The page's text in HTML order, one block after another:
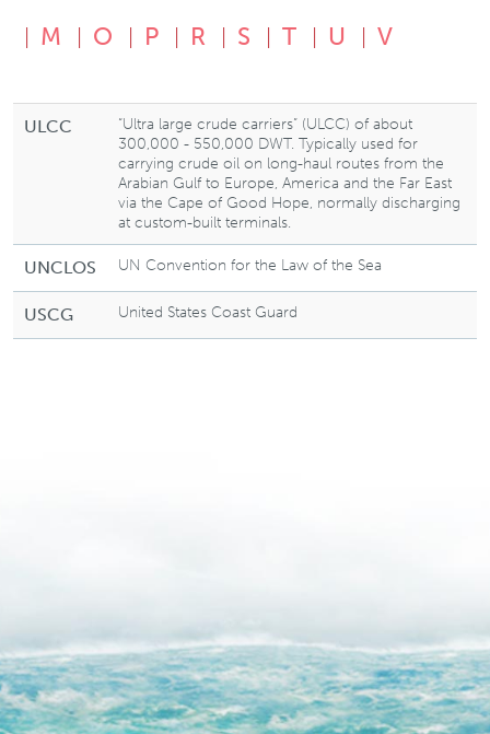
M
O P R S T U V
ULCC
“Ultra large crude carriers” (ULCC) of about
300,000 - 550,000 DWT. Typically used for
carrying crude oil on long-haul routes from the
Arabian Gulf to Europe, America and the Far East
via the Cape of Good Hope, normally discharging
at custom-built terminals.
UNCLOS UN Convention for the Law of the Sea
USCG United States Coast Guard